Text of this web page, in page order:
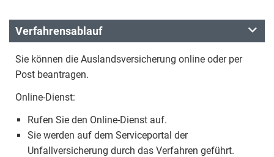
Verfahrensablauf
Sie können die Auslandsversicherung online oder per
Post beantragen.
Online-Dienst:
Rufen Sie den Online-Dienst auf.
Sie werden auf dem Serviceportal der
Unfallversicherung durch das Verfahren geführt.